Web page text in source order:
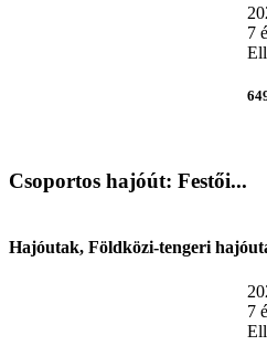
7
Csoportos hajóút: Festői...
Hajóutak, Földközi-tengeri
7